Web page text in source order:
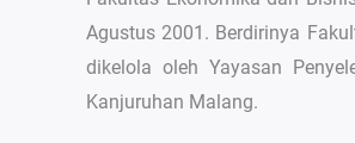
Agustus 2001. Berdirinya
dikelola oleh Yayasan
Kanjuruhan Malang.